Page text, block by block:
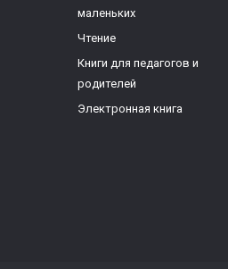
маленьких
Чтение
Книги для педагогов и
родителей
Электронная книга